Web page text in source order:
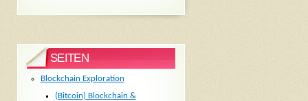
SEITEN
Blockchain Exploration
(Bitcoin) Blockchain &